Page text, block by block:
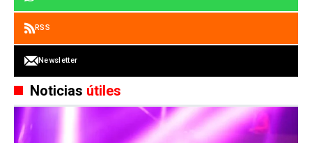
RSS
Newsletter
Noticias útiles